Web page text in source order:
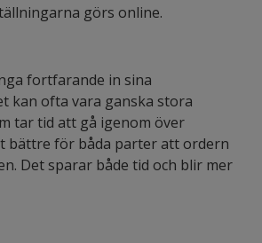
görs online.
fortfarande in sina
kan ofta vara ganska stora
tar tid att gå igenom över
bättre för båda parter att ordern
Det sparar både tid och blir mer